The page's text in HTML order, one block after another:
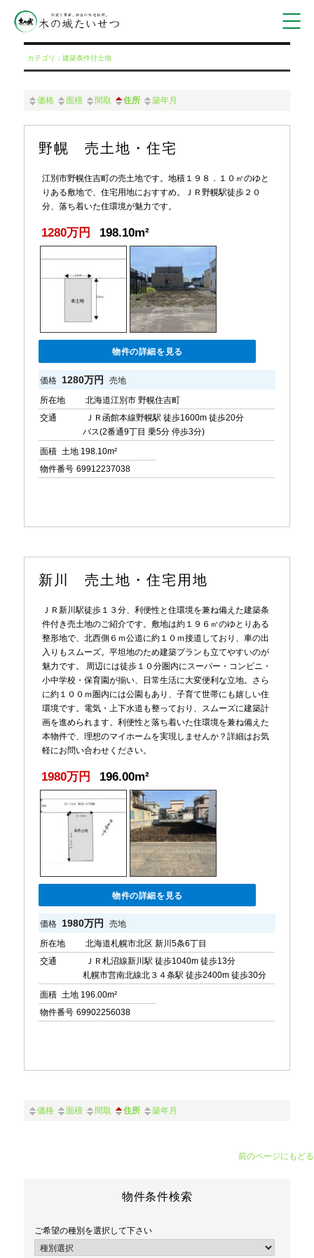
カテゴリ：建築条件付土地
価格 面積 間取 住所 築年月
野幌 売土地・住宅
江別市野幌住吉町の売土地です。地積１９８．１０㎡のゆと
りある敷地で、住宅用地におすすめ。ＪＲ野幌駅徒歩２０
分、落ち着いた住環境が魅力です。
1280万円 198.10m²
物件の詳細を見る
価格 1280万円
売地
所在地
北海道江別市 野幌住吉町
交通
ＪＲ函館本線野幌駅 徒歩1600m 徒歩20分
バス(2番通9丁目 乗5分 停歩3分)
面積 土地 198.10m²
物件番号 69912237038
新川 売土地・住宅用地
ＪＲ新川駅徒歩１３分、利便性と住環境を兼ね備えた建築条
件付き売土地のご紹介です。敷地は約１９６㎡のゆとりある
整形地で、北西側６ｍ公道に約１０ｍ接道しており、車の出
入りもスムーズ。平坦地のため建築プランも立てやすいのが
魅力です。 周辺には徒歩１０分圏内にスーパー・コンビニ・
小中学校・保育園が揃い、日常生活に大変便利な立地。さら
に約１００ｍ圏内には公園もあり、子育て世帯にも嬉しい住
環境です。電気・上下水道も整っており、スムーズに建築計
画を進められます。利便性と落ち着いた住環境を兼ね備えた
本物件で、理想のマイホームを実現しませんか？詳細はお気
軽にお問い合わせください。
1980万円 196.00m²
物件の詳細を見る
価格 1980万円
売地
所在地
北海道札幌市北区 新川5条6丁目
交通
ＪＲ札沼線新川駅 徒歩1040m 徒歩13分
札幌市営南北線北３４条駅 徒歩2400m 徒歩30分
面積 土地 196.00m²
物件番号 69902256038
価格 面積 間取 住所 築年月
前のページにもどる
物件条件検索
ご希望の種別を選択して下さい